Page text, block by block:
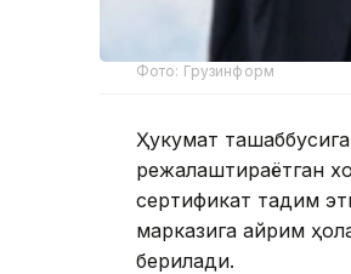
Фото: Грузинформ
Ҳукумат
режалаштираётган
сертификат тақдим
марказига айрим
берилади.